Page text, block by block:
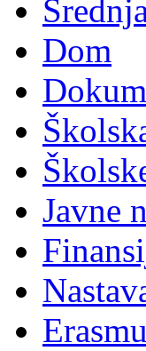
Dom
Javne